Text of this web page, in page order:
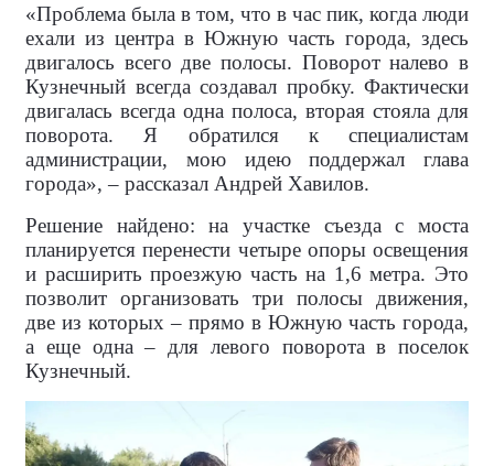
«Проблема была в том, что в час пик, когда люди
ехали из центра в Южную часть города, здесь
двигалось всего две полосы. Поворот налево в
Кузнечный всегда создавал пробку. Фактически
двигалась всегда одна полоса, вторая стояла для
поворота. Я обратился к специалистам
администрации, мою идею поддержал глава
города», – рассказал Андрей Хавилов.
Решение найдено: на участке съезда с моста
планируется перенести четыре опоры освещения
и расширить проезжую часть на 1,6 метра. Это
позволит организовать три полосы движения,
две из которых – прямо в Южную часть города,
а еще одна – для левого поворота в поселок
Кузнечный.